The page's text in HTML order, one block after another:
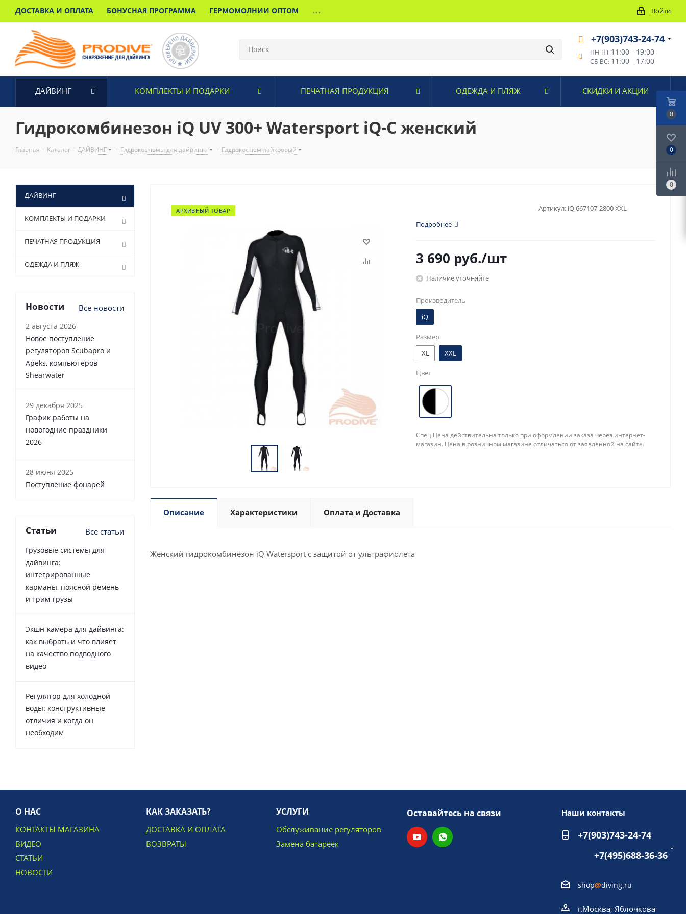
ДОСТАВКА И ОПЛАТА БОНУСНАЯ ПРОГРАММА ГЕРМОМОЛНИИ ОПТОМ ... Войти
+7(903)743-24-74
ПН-ПТ:11:00 - 19:00
СБ-ВС: 11:00 - 17:00
ДАЙВИНГ КОМПЛЕКТЫ И ПОДАРКИ ПЕЧАТНАЯ ПРОДУКЦИЯ ОДЕЖДА И ПЛЯЖ СКИДКИ И АКЦИИ
Гидрокомбинезон iQ UV 300+ Watersport iQ-C женский
Главная - Каталог - ДАЙВИНГ - Гидрокостюмы для дайвинга - Гидрокостюм лайкровый
АРХИВНЫЙ ТОВАР Артикул: iQ 667107-2800 XXL
Подробнее
3 690 руб./шт
Наличие уточняйте
Производитель
iQ
Размер
XL
XXL
Цвет
Спец Цена действительна только при оформлении заказа через интернет-
магазин. Цена в розничном магазине отличаться от заявленной на сайте.
Описание Характеристики Оплата и Доставка
Женский гидрокомбинезон iQ Watersport с защитой от ультрафиолета
ДАЙВИНГ
КОМПЛЕКТЫ И ПОДАРКИ
ПЕЧАТНАЯ ПРОДУКЦИЯ
ОДЕЖДА И ПЛЯЖ
Новости Все новости
2 августа 2026
Новое поступление
регуляторов Scubapro и
Apeks, компьютеров
Shearwater
29 декабря 2025
График работы на
новогодние праздники
2026
28 июня 2025
Поступление фонарей
Статьи Все статьи
Грузовые системы для
дайвинга:
интегрированные
карманы, поясной ремень
и трим-грузы
Экшн-камера для дайвинга:
как выбрать и что влияет
на качество подводного
видео
Регулятор для холодной
воды: конструктивные
отличия и когда он
необходим
О НАС
КОНТАКТЫ МАГАЗИНА
ВИДЕО
СТАТЬИ
НОВОСТИ
КАК ЗАКАЗАТЬ?
ДОСТАВКА И ОПЛАТА
ВОЗВРАТЫ
УСЛУГИ
Обслуживание регуляторов
Замена батареек
Оставайтесь на связи Наши контакты
+7(903)743-24-74
+7(495)688-36-36
shop@diving.ru
г.Москва, Яблочкова
0
0
0